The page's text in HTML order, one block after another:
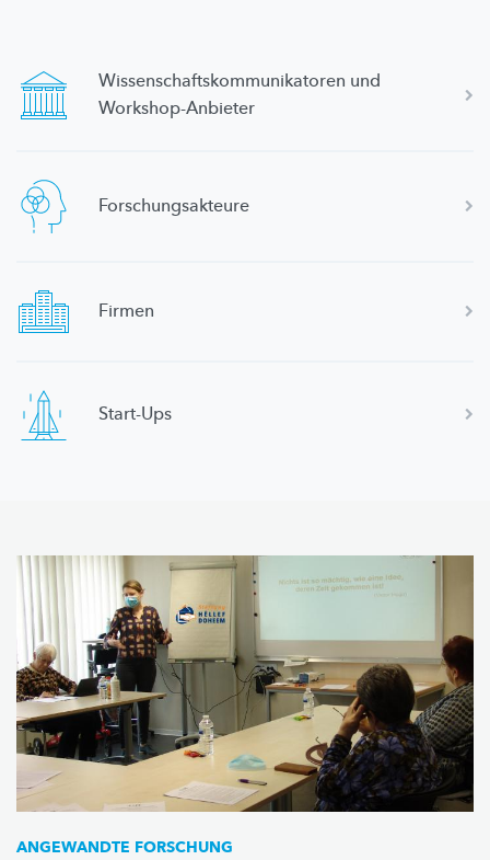
Wissenschaftskommunikatoren und
Workshop-Anbieter
Forschungsakteure
Firmen
Start-Ups
ANGEWANDTE FORSCHUNG